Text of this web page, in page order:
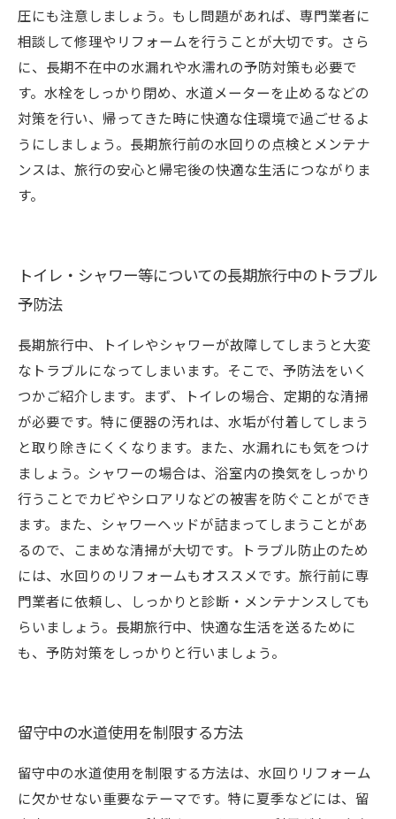
圧にも注意しましょう。もし問題があれば、専門業者に
相談して修理やリフォームを行うことが大切です。さら
に、長期不在中の水漏れや水濡れの予防対策も必要で
す。水栓をしっかり閉め、水道メーターを止めるなどの
対策を行い、帰ってきた時に快適な住環境で過ごせるよ
うにしましょう。長期旅行前の水回りの点検とメンテナ
ンスは、旅行の安心と帰宅後の快適な生活につながりま
す。
トイレ・シャワー等についての長期旅行中のトラブル
予防法
長期旅行中、トイレやシャワーが故障してしまうと大変
なトラブルになってしまいます。そこで、予防法をいく
つかご紹介します。まず、トイレの場合、定期的な清掃
が必要です。特に便器の汚れは、水垢が付着してしまう
と取り除きにくくなります。また、水漏れにも気をつけ
ましょう。シャワーの場合は、浴室内の換気をしっかり
行うことでカビやシロアリなどの被害を防ぐことができ
ます。また、シャワーヘッドが詰まってしまうことがあ
るので、こまめな清掃が大切です。トラブル防止のため
には、水回りのリフォームもオススメです。旅行前に専
門業者に依頼し、しっかりと診断・メンテナンスしても
らいましょう。長期旅行中、快適な生活を送るために
も、予防対策をしっかりと行いましょう。
留守中の水道使用を制限する方法
留守中の水道使用を制限する方法は、水回りリフォーム
に欠かせない重要なテーマです。特に夏季などには、留